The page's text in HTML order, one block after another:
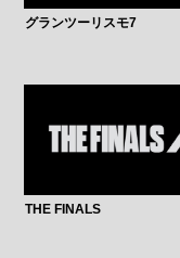
グランツーリスモ7
THE FINALS